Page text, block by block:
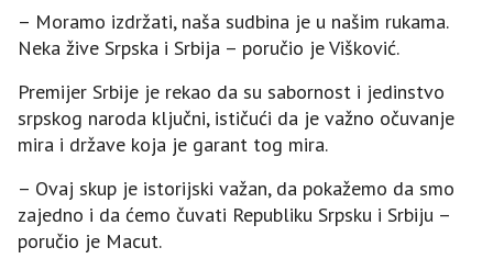
– Moramo izdržati, naša sudbina je u našim rukama.
Neka žive Srpska i Srbija – poručio je Višković.
Premijer Srbije je rekao da su sabornost i jedinstvo
srpskog naroda ključni, ističući da je važno očuvanje
mira i države koja je garant tog mira.
– Ovaj skup je istorijski važan, da pokažemo da smo
zajedno i da ćemo čuvati Republiku Srpsku i Srbiju –
poručio je Macut.